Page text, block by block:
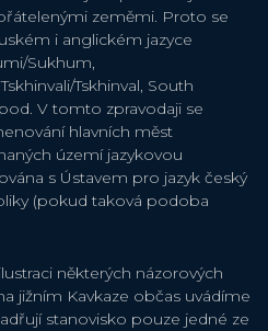
zeměmi. Proto se
i anglickém jazyce
Sukhum,
Tskhinval, South
V tomto zpravodaji se
hlavních měst
území jazykovou
s Ústavem pro jazyk český
(pokud taková podoba
některých názorových
jižním Kavkaze občas uvádíme
stanovisko pouze jedné ze